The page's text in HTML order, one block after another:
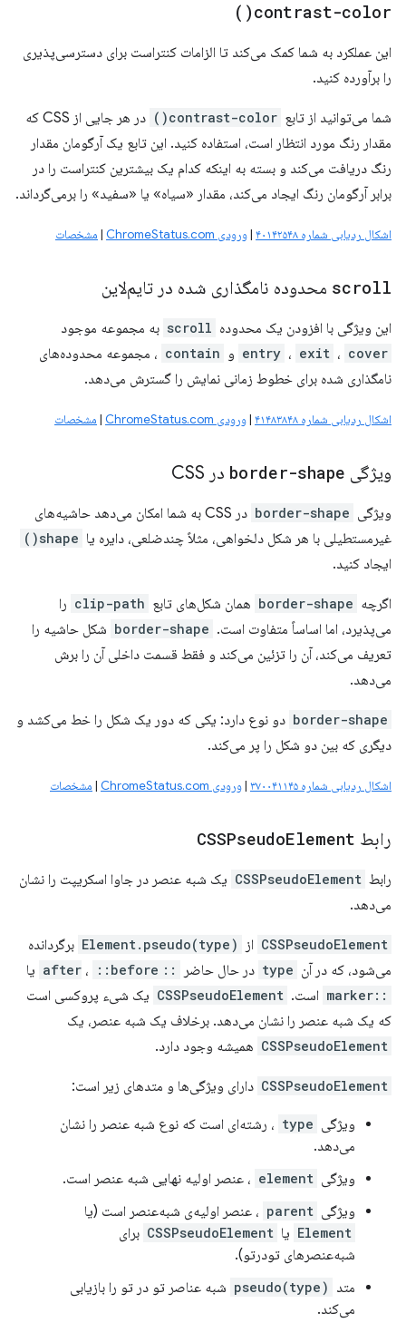
contrast-color(
)
این عملکرد به شما کمک می‌کند تا الزامات کنتراست برای دسترسی‌پذیری
را برآورده کنید.
شما می‌توانید از تابع contrast-color()
در هر جایی از CSS که
مقدار رنگ مورد انتظار است، استفاده کنید. این تابع یک آرگومان مقدار
رنگ دریافت می‌کند و بسته به اینکه کدام یک بیشترین کنتراست را در
برابر آرگومان رنگ ایجاد می‌کند، مقدار «سیاه» یا «سفید» را برمی‌گرداند.
اشکال ردیابی شماره ۴۰۱۴۲۵۴۸ |ورودی ChromeStatus.com | مشخصات
scroll محدوده نامگذاری شده در تایم‌لاین
این ویژگی با افزودن یک محدوده scroll به مجموعه موجود
entry ، exit ، cover و contain ، مجموعه محدوده‌های
نامگذاری شده برای خطوط زمانی نمایش را گسترش می‌دهد.
اشکال ردیابی شماره ۴۱۴۸۳۸۴۸ |ورودی ChromeStatus.com | مشخصات
ویژگی border-shape در CSS
ویژگی border-shape
در CSS به شما امکان می‌دهد حاشیه‌های
غیرمستطیلی با هر شکل دلخواهی، مثلاً چندضلعی، دایره یا shape()
ایجاد کنید.
اگرچه border-shape همان شکل‌های تابع clip-path را
می‌پذیرد، اما اساساً متفاوت است. border-shape شکل حاشیه را
تعریف می‌کند، آن را تزئین می‌کند و فقط قسمت داخلی آن را برش
می‌دهد.
border-shape دو نوع دارد: یکی که دور یک شکل را خط می‌کشد و
دیگری که بین دو شکل را پر می‌کند.
اشکال ردیابی شماره ۳۷۰۰۴۱۱۴۵ |ورودی ChromeStatus.com | مشخصات
رابط CSSPseudoElement
رابط CSSPseudoElement یک شبه عنصر در جاوا اسکریپت را نشان
می‌دهد.
CSSPseudoElement از Element.pseudo(type) برگردانده
می‌شود، که در آن type در حال حاضر ::after ، ::before یا
::marker است. CSSPseudoElement یک شیء پروکسی است
که یک شبه عنصر را نشان می‌دهد. برخلاف یک شبه عنصر، یک
CSSPseudoElement همیشه وجود دارد.
CSSPseudoElement دارای ویژگی‌ها و متدهای زیر است:
ویژگی type ، رشته‌ای است که نوع شبه عنصر را نشان
می‌دهد.
ویژگی element ، عنصر اولیه نهایی شبه عنصر است.
ویژگی parent ، عنصر اولیه‌ی شبه‌عنصر است (یا
Element یا CSSPseudoElement برای
شبه‌عنصرهای تودرتو).
متد pseudo(type) شبه عناصر تو در تو را بازیابی
می‌کند.